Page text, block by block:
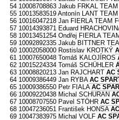
54 10008708863 Jakub FRKAL
55 10013583519 Antonín LANT
56 10016047218 Jan FIERLA TEAM
57 10014393871 Eduard
58 10013451254 Ondřej FIERLA
59 10092892335 Jakub BITTNER
60 10002058000 Rostislav KROTKÝ
61 10007650048 Tomáš KALOJÍROS
62 10015224334 Tomáš SCHÜHLER
63 10008820213 Jan RAJCHART AC
64 10009386449 Jan RYBA AC
65 10009386550 Petr FIALA AC
66 10009220438 Michal SCHURAN
67 10008707550 Pavel STÖHR AC
68 10047236051 František HONSA
69 10047383975 Michal VOLF AC